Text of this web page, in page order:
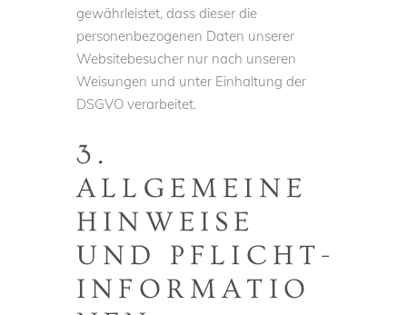
gewährleistet, dass dieser die
personenbezogenen Daten unserer
Websitebesucher nur nach unseren
Weisungen und unter Einhaltung der
DSGVO verarbeitet.
3.
ALLGEMEINE
HINWEISE
UND PFLICHT­
INFORMATIO